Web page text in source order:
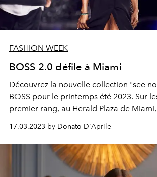
FASHION WEEK
BOSS 2.0 défile à Miami
Découvrez la nouvelle collection "see
BOSS pour le printemps été 2023. Sur
premier rang, au Herald Plaza de
17.03.2023 by Donato D'Aprile